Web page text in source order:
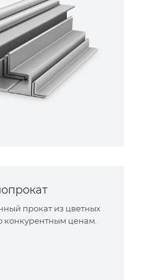
прокат из цветных
конкурентным ценам.